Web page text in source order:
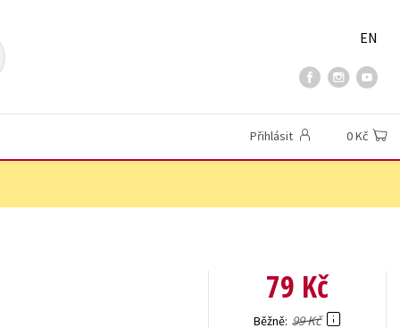
EN
Přihlásit 0 Kč
79 Kč
Běžně 99 Kč